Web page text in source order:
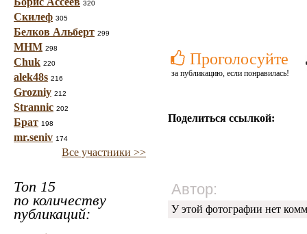
320
Скилеф 305
Белков Альберт 299
МНМ 298
Chuk 220
alek48s 216
Grozniy 212
Strannic 202
Брат 198
mr.seniv 174
Все участники >>
Топ 15
по количеству
публикаций:
Проголосуйте
за публикацию, если понравилась!
Поделиться ссылкой:
Автор:
У этой фотографии нет